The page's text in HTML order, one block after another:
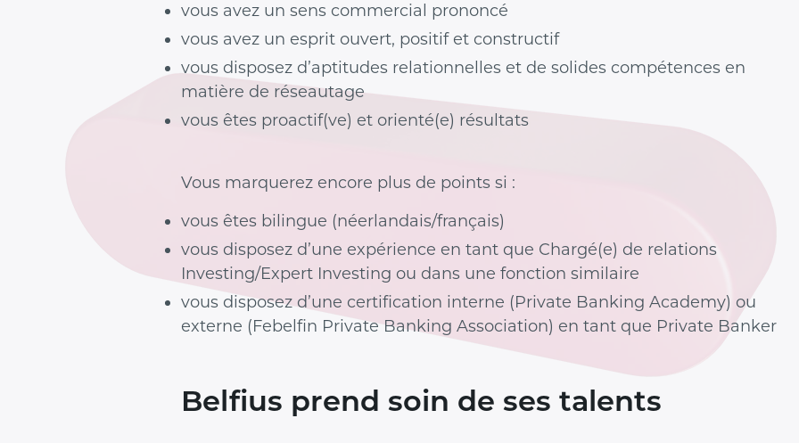
vous avez un sens commercial prononcé
vous avez un esprit ouvert, positif et constructif
vous disposez d’aptitudes relationnelles et de solides compétences en
matière de réseautage
vous êtes proactif(ve) et orienté(e) résultats
Vous marquerez encore plus de points si :
vous êtes bilingue (néerlandais/français)
vous disposez d’une expérience en tant que Chargé(e) de relations
Investing/Expert Investing ou dans une fonction similaire
vous disposez d’une certification interne (Private Banking Academy) ou
externe (Febelfin Private Banking Association) en tant que Private Banker
Belfius prend soin de ses talents